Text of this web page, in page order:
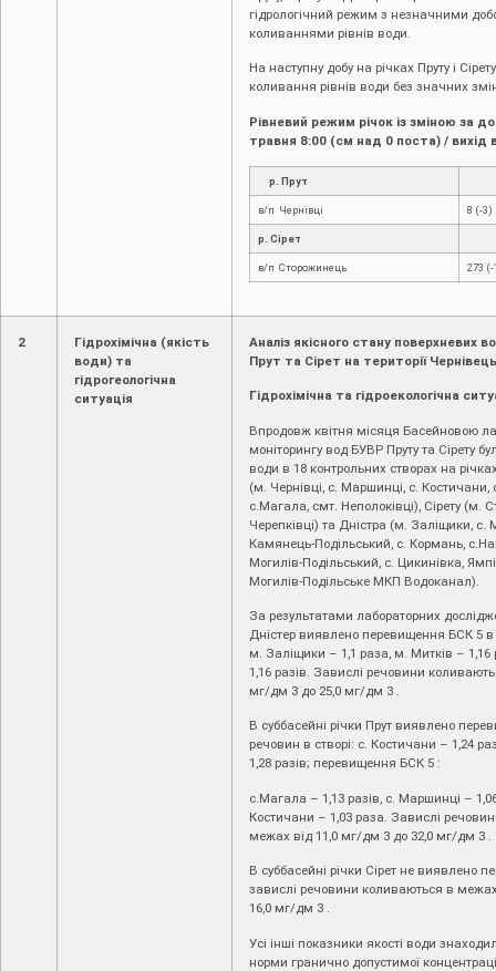
гідрологічний режим з незначними
коливаннями рівнів води.
На наступну добу на річках Пруту і
коливання рівнів води без значних
Рівневий режим річок із зміною за
травня 8:00 (см над 0 поста) / вихід
р. Прут
в/п Чернівці 8 (-3)
р. Сірет
в/п Сторожинець 273
2
Гідрохімічна (якість
води) та
гідрогеологічна
ситуація
Аналіз якісного стану поверхневих
Прут та Сірет на території
Гідрохімічна та гідроекологічна
Впродовж квітня місяця Басейновою
моніторингу вод БУВР Пруту та Сірету
води в 18 контрольних створах на
(м. Чернівці, c. Маршинці, с.
с.Магала, смт. Неполоківці), Сірету (м.
Черепківці) та Дністра (м. Заліщики, с.
Камянець-Подільський, с. Кормань,
Могилів-Подільський, с. Цикинівка,
Могилів-Подільське МКП Водоканал).
За результатами лабораторних
Дністер виявлено перевищення БСК 5 в
м. Заліщики – 1,1 раза, м. Митків – 1,16
1,16 разів. Завислі речовини
мг/дм 3 до 25,0 мг/дм 3 .
В суббасейні річки Прут виявлено
речовин в створі: с. Костичани – 1,24
1,28 разів; перевищення БСК 5 :
с.Магала – 1,13 разів, с. Маршинці –
Костичани – 1,03 раза. Завислі
межах від 11,0 мг/дм 3 до 32,0 мг/дм 3 .
В суббасейні річки Сірет не виявлено
завислі речовини коливаються в
16,0 мг/дм 3 .
Усі інші показники якості води
норми гранично допустимої